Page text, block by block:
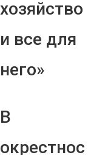
хозяйство
и все для
него»
В
окрестнос